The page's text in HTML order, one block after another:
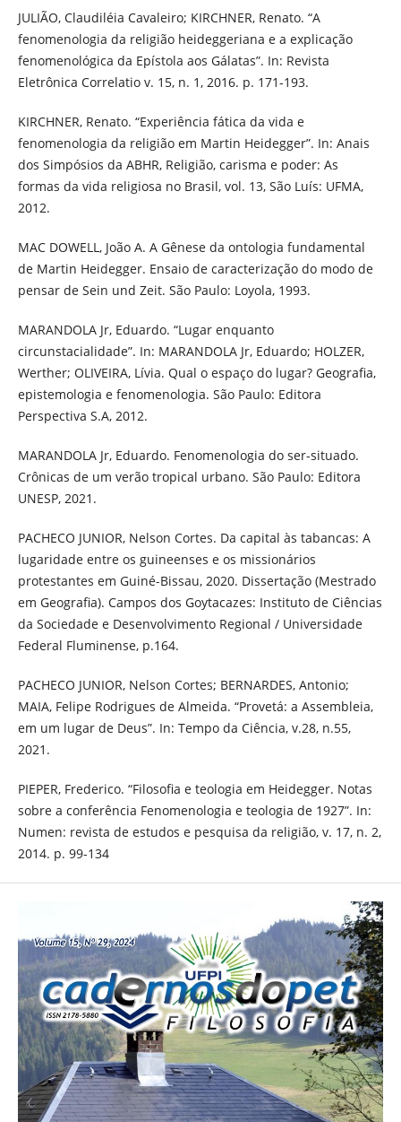
JULIÃO, Claudiléia Cavaleiro; KIRCHNER, Renato. “A
fenomenologia da religião heideggeriana e a explicação
fenomenológica da Epístola aos Gálatas”. In: Revista
Eletrônica Correlatio v. 15, n. 1, 2016. p. 171-193.
KIRCHNER, Renato. “Experiência fática da vida e
fenomenologia da religião em Martin Heidegger”. In: Anais
dos Simpósios da ABHR, Religião, carisma e poder: As
formas da vida religiosa no Brasil, vol. 13, São Luís: UFMA,
2012.
MAC DOWELL, João A. A Gênese da ontologia fundamental
de Martin Heidegger. Ensaio de caracterização do modo de
pensar de Sein und Zeit. São Paulo: Loyola, 1993.
MARANDOLA Jr, Eduardo. “Lugar enquanto
circunstacialidade”. In: MARANDOLA Jr, Eduardo; HOLZER,
Werther; OLIVEIRA, Lívia. Qual o espaço do lugar? Geografia,
epistemologia e fenomenologia. São Paulo: Editora
Perspectiva S.A, 2012.
MARANDOLA Jr, Eduardo. Fenomenologia do ser-situado.
Crônicas de um verão tropical urbano. São Paulo: Editora
UNESP, 2021.
PACHECO JUNIOR, Nelson Cortes. Da capital às tabancas: A
lugaridade entre os guineenses e os missionários
protestantes em Guiné-Bissau, 2020. Dissertação (Mestrado
em Geografia). Campos dos Goytacazes: Instituto de Ciências
da Sociedade e Desenvolvimento Regional / Universidade
Federal Fluminense, p.164.
PACHECO JUNIOR, Nelson Cortes; BERNARDES, Antonio;
MAIA, Felipe Rodrigues de Almeida. “Provetá: a Assembleia,
em um lugar de Deus”. In: Tempo da Ciência, v.28, n.55,
2021.
PIEPER, Frederico. “Filosofia e teologia em Heidegger. Notas
sobre a conferência Fenomenologia e teologia de 1927”. In:
Numen: revista de estudos e pesquisa da religião, v. 17, n. 2,
2014. p. 99-134